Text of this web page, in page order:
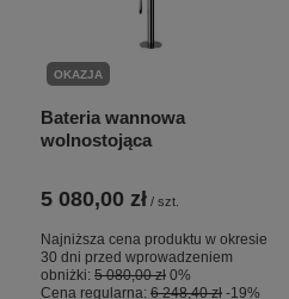
OKAZJA
Bateria wannowa
wolnostojąca
5 080,00 zł / szt.
Najniższa cena produktu w okresie
30 dni przed wprowadzeniem
obniżki: 5 080,00 zł 0%
Cena regularna: 6 248,40 zł -19%